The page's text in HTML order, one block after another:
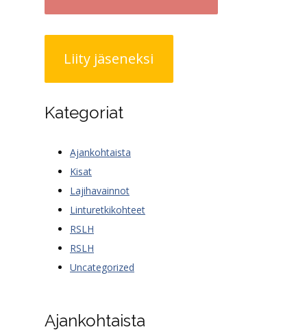
Liity jäseneksi
Kategoriat
Ajankohtaista
Kisat
Lajihavainnot
Linturetkikohteet
RSLH
RSLH
Uncategorized
Ajankohtaista